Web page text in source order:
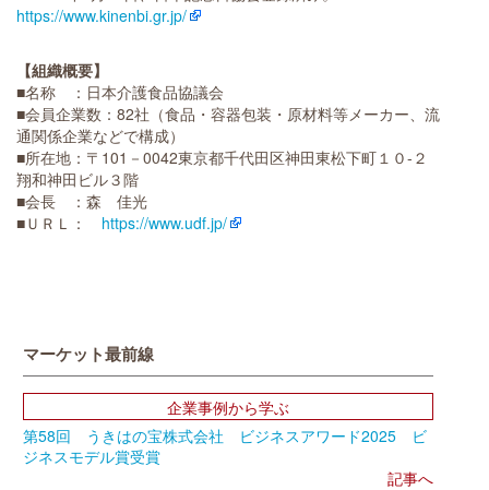
https://www.kinenbi.gr.jp/
【組織概要】
■名称 ：日本介護食品協議会
■会員企業数：82社（食品・容器包装・原材料等メーカー、流
通関係企業などで構成）
■所在地：〒101－0042東京都千代田区神田東松下町１０-２
翔和神田ビル３階
■会長 ：森 佳光
■ＵＲＬ： https://www.udf.jp/
マーケット最前線
企業事例から学ぶ
第58回 うきはの宝株式会社 ビジネスアワード2025 ビ
ジネスモデル賞受賞
記事へ